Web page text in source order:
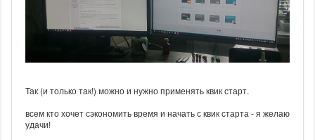
Так (и только так!) можно и нужно применять квик старт.
всем кто хочет сэкономить время и начать с квик старта - я желаю
удачи!